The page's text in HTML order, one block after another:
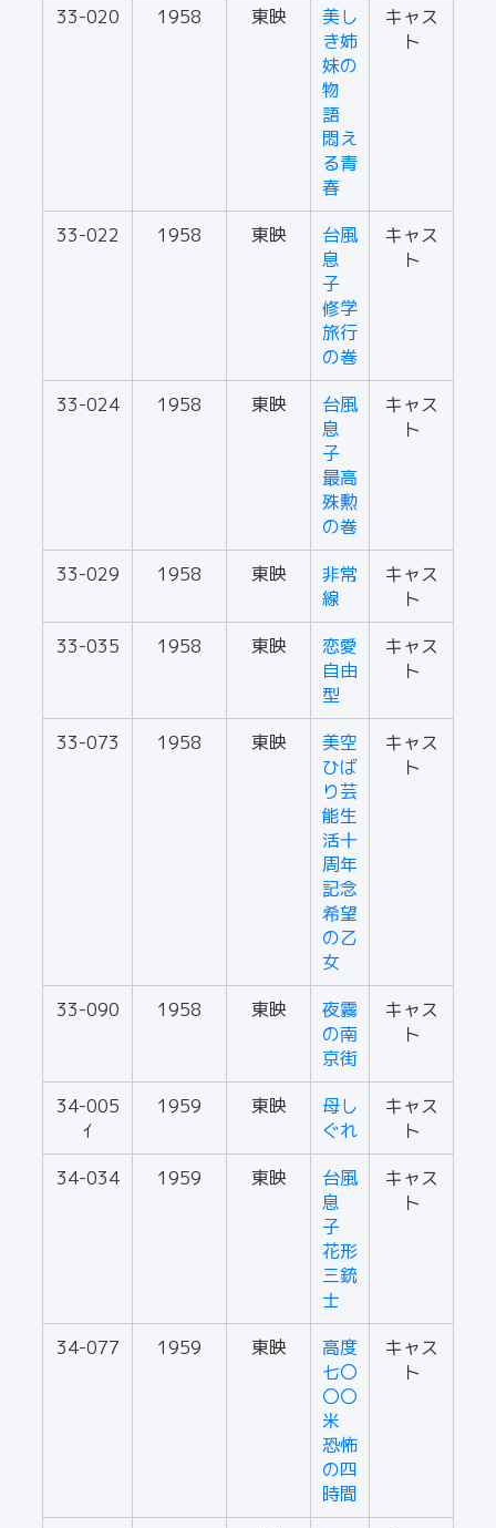
33-020 1958 東映
美し
き姉
妹の
物
語
悶え
る青
春
キャス
ト
33-022 1958 東映
台風
息
子
修学
旅行
の巻
キャス
ト
33-024 1958 東映
台風
息
子
最高
殊勲
の巻
キャス
ト
33-029 1958 東映
非常
線
キャス
ト
33-035
1958 東映
恋愛
自由
型
キャス
ト
33-073 1958 東映
美空
ひば
り芸
能生
活十
周年
記念
希望
の乙
女
キャス
ト
33-090 1958 東映
夜霧
の南
京街
キャス
ト
34-005
ｲ
1959 東映
母し
ぐれ
キャス
ト
34-034
1959 東映
台風
息
子
花形
三銃
士
キャス
ト
34-077 1959 東映
高度
七〇
〇〇
米
恐怖
の四
時間
キャス
ト